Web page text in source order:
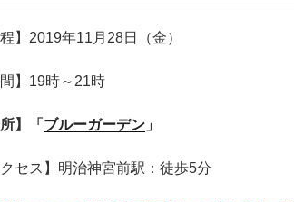
程】2019年11月28日（金）
間】19時～21時
所】「 ブルーガーデン 」
クセス】明治神宮前駅：徒歩5分